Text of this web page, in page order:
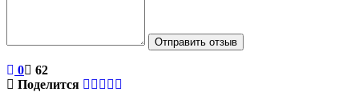
Отправить отзыв
0
62
Поделится